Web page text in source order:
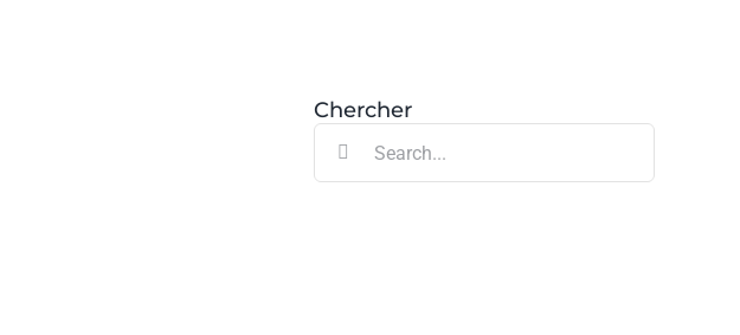
Chercher
Search
for: